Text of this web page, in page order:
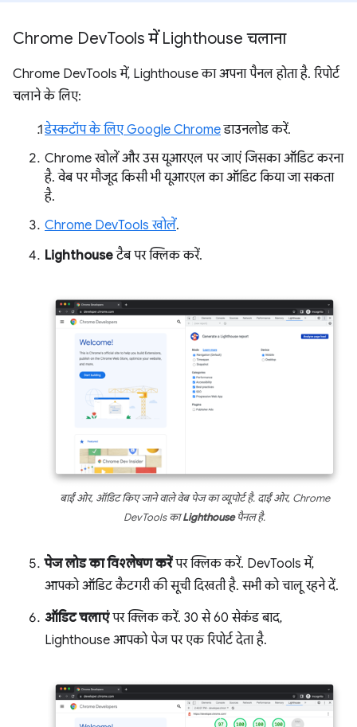
Chrome DevTools में Lighthouse चलाना
Chrome DevTools में, Lighthouse का अपना पैनल होता है. रिपोर्ट
चलाने के लिए:
डेस्कटॉप के लिए Google Chromeडाउनलोड करें.
Chrome खोलें और उस यूआरएल पर जाएं जिसका ऑडिट करना
है. वेब पर मौजूद किसी भी यूआरएल का ऑडिट किया जा सकता
है.
Chrome DevTools खोलें.
Lighthouseटैब पर क्लिक करें.
बाईं ओर, ऑडिट किए जाने वाले वेब पेज का व्यूपोर्ट है. दाईं ओर, Chrome
DevTools काLighthouseपैनल है.
पेज लोड का विश्लेषण करेंपर क्लिक करें. DevTools में,
आपको ऑडिट कैटगरी की सूची दिखती है. सभी को चालू रहने दें.
ऑडिट चलाएंपर क्लिक करें. 30 से 60 सेकंड बाद,
Lighthouse आपको पेज पर एक रिपोर्ट देता है.